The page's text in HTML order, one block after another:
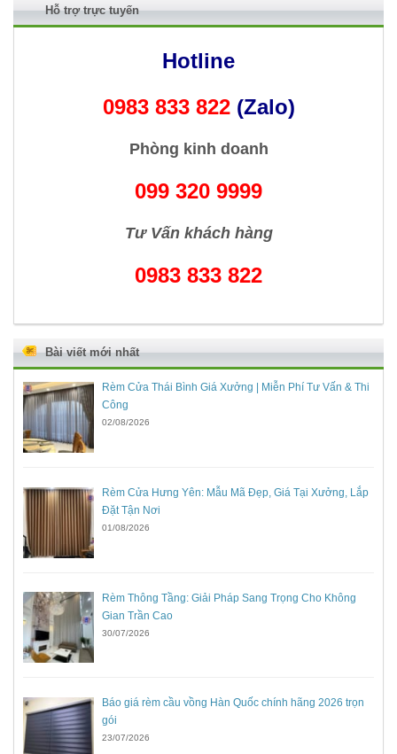
Hỗ trợ trực tuyến
Hotline
0983 833 822 (Zalo)
Phòng kinh doanh
099 320 9999
Tư Vấn khách hàng
0983 833 822
Bài viết mới nhất
Rèm Cửa Thái Bình Giá Xưởng | Miễn Phí Tư Vấn & Thi
Công
02/08/2026
Rèm Cửa Hưng Yên: Mẫu Mã Đẹp, Giá Tại Xưởng, Lắp
Đặt Tận Nơi
01/08/2026
Rèm Thông Tầng: Giải Pháp Sang Trọng Cho Không
Gian Trần Cao
30/07/2026
Báo giá rèm cầu vồng Hàn Quốc chính hãng 2026 trọn
gói
23/07/2026